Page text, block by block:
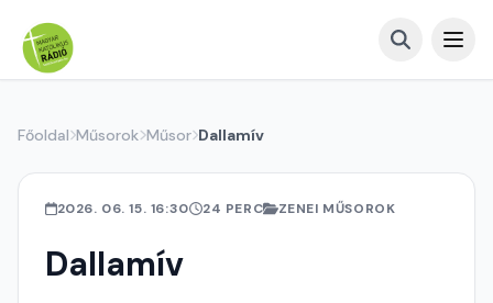
Főoldal Műsorok Műsor Dallamív
2026. 06. 15. 16:30 24 PERC ZENEI MŰSOROK
Dallamív